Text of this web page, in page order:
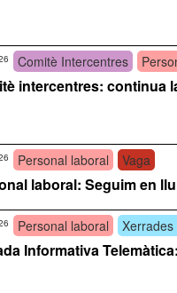
Comitè Intercentres
intercentres: continua
Personal laboral Vaga
laboral: Seguim en
Personal laboral
Informativa